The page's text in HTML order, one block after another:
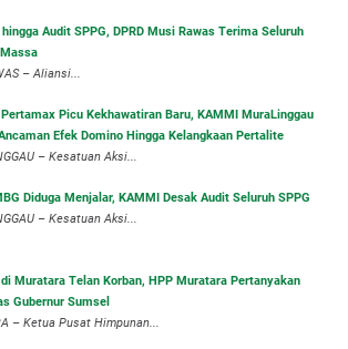
Audit SPPG, DPRD Musi Rawas Terima Seluruh
– Aliansi...
Picu Kekhawatiran Baru, KAMMI MuraLinggau
Efek Domino Hingga Kelangkaan Pertalite
– Kesatuan Aksi...
Diduga Menjalar, KAMMI Desak Audit Seluruh SPPG
– Kesatuan Aksi...
Muratara Telan Korban, HPP Muratara Pertanyakan
Gubernur Sumsel
– Ketua Pusat Himpunan...